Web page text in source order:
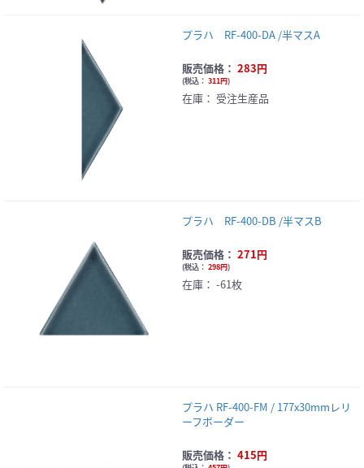
プラハ RF-400-DA /半マスA
販売価格： 283円
(税込： 311円)
在庫： 受注生産品
プラハ RF-400-DB /半マスB
販売価格： 271円
(税込： 298円)
在庫： -61枚
プラハ RF-400-FM / 177x30mmレリ
ーフボーダー
販売価格： 415円